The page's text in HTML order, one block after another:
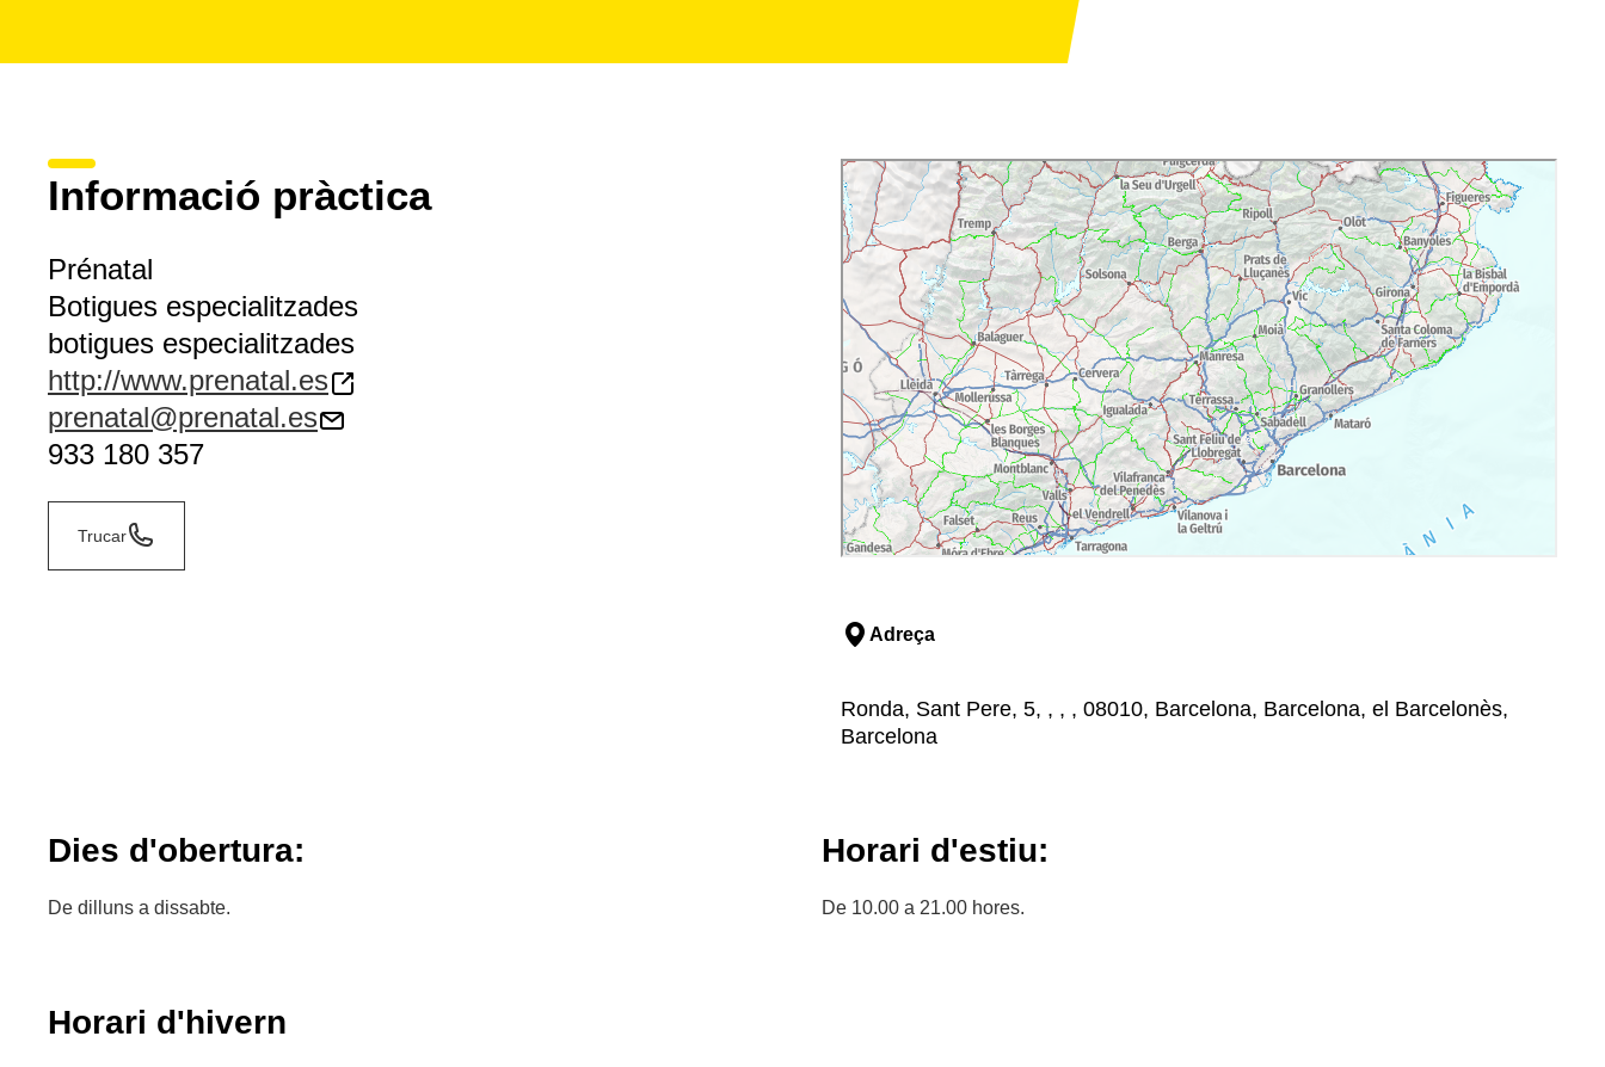
Informació pràctica
Prénatal
Botigues especialitzades
botigues especialitzades
http://www.prenatal.es
prenatal@prenatal.es
933 180 357
Trucar
Adreça
Ronda, Sant Pere, 5, , , , 08010, Barcelona, Barcelona, el Barcelonès,
Barcelona
Dies d'obertura:
De dilluns a dissabte.
Horari d'estiu:
De 10.00 a 21.00 hores.
Horari d'hivern